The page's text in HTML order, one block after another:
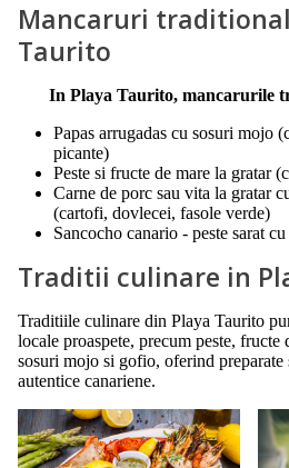
Mancaruri
Taurito
In Playa Taurito, mancarurile
Papas arrugadas cu sosuri mojo
picante)
Peste si fructe de mare la gratar
Carne de porc sau vita la gratar
(cartofi, dovlecei, fasole verde)
Sancocho canario - peste sarat
Traditii culinare in
Traditiile culinare din Playa Taurito
locale proaspete, precum peste, fructe
sosuri mojo si gofio, oferind preparate
autentice canariene.